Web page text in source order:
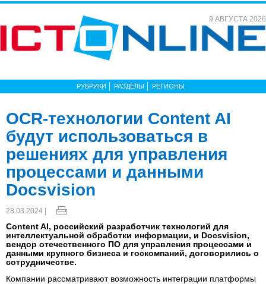
9 АВГУСТА 2026
РУБРИКИ РАЗДЕЛЫ РЕГИОНЫ
OCR-технологии Content AI
будут использоваться в
решениях для управления
процессами и данными
Docsvision
28.03.2024 |
Content AI, российский разработчик технологий для
интеллектуальной обработки информации, и Docsvision,
вендор отечественного ПО для управления процессами и
данными крупного бизнеса и госкомпаний, договорились о
сотрудничестве.
Компании рассматривают возможность интеграции платформы